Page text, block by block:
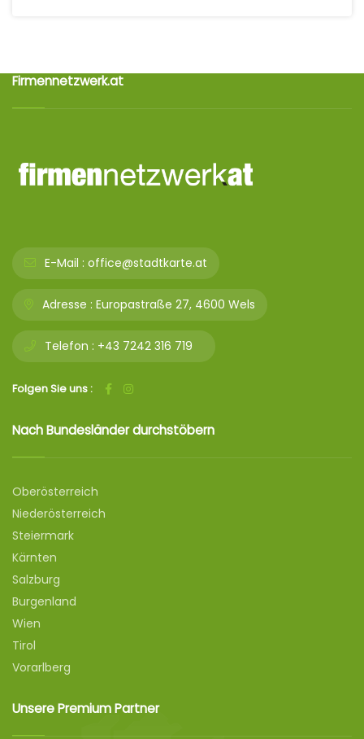
Firmennetzwerk.at
E-Mail : office@stadtkarte.at
Adresse : Europastraße 27, 4600 Wels
Telefon : +43 7242 316 719
Folgen Sie uns :
Nach Bundesländer durchstöbern
Oberösterreich
Niederösterreich
Steiermark
Kärnten
Salzburg
Burgenland
Wien
Tirol
Vorarlberg
Unsere Premium Partner